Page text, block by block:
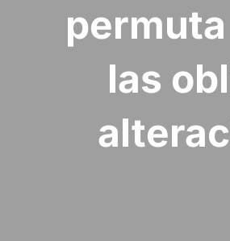
las